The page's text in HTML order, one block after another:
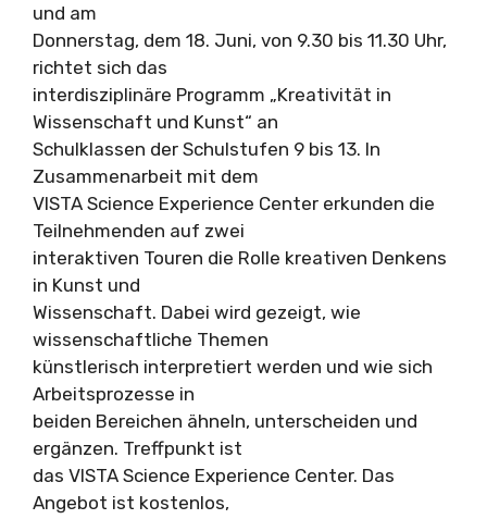
und am
Donnerstag, dem 18. Juni, von 9.30 bis 11.30 Uhr,
richtet sich das
interdisziplinäre Programm „Kreativität in
Wissenschaft und Kunst“ an
Schulklassen der Schulstufen 9 bis 13. In
Zusammenarbeit mit dem
VISTA Science Experience Center erkunden die
Teilnehmenden auf zwei
interaktiven Touren die Rolle kreativen Denkens
in Kunst und
Wissenschaft. Dabei wird gezeigt, wie
wissenschaftliche Themen
künstlerisch interpretiert werden und wie sich
Arbeitsprozesse in
beiden Bereichen ähneln, unterscheiden und
ergänzen. Treffpunkt ist
das VISTA Science Experience Center. Das
Angebot ist kostenlos,